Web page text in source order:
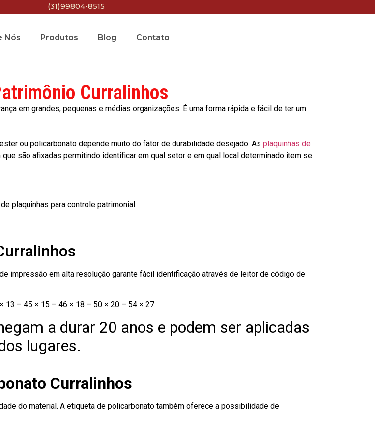
(31)99804-8515
Nós Produtos Blog Contato
Curralinhos
em grandes, pequenas e médias organizações. É uma forma rápida e fácil de ter um
ou policarbonato depende muito do fator de durabilidade desejado. As plaquinhas de
são afixadas permitindo identificar em qual setor e em qual local determinado item se
plaquinhas para controle patrimonial.
impressão em alta resolução garante fácil identificação através de leitor de código de
13 – 45 × 15 – 46 × 18 – 50 × 20 – 54 × 27.
a durar 20 anos e podem ser aplicadas
lugares.
Curralinhos
do material. A etiqueta de policarbonato também oferece a possibilidade de